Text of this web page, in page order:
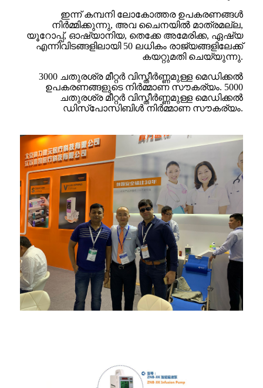
ഇന്ന് കമ്പനി ലോകോത്തര ഉപകരണങ്ങൾ
നിർമ്മിക്കുന്നു, അവ ചൈനയിൽ മാത്രമല്ല,
യൂറോപ്പ്, ഓഷ്യാനിയ, തെക്കേ അമേരിക്ക, ഏഷ്യ
എന്നിവിടങ്ങളിലായി 50 ലധികം രാജ്യങ്ങളിലേക്ക്
കയറ്റുമതി ചെയ്യുന്നു.
3000 ചതുരശ്ര മീറ്റർ വിസ്തീർണ്ണമുള്ള മെഡിക്കൽ
ഉപകരണങ്ങളുടെ നിർമ്മാണ സൗകര്യം. 5000
ചതുരശ്ര മീറ്റർ വിസ്തീർണ്ണമുള്ള മെഡിക്കൽ
ഡിസ്പോസിബിൾ നിർമ്മാണ സൗകര്യം.